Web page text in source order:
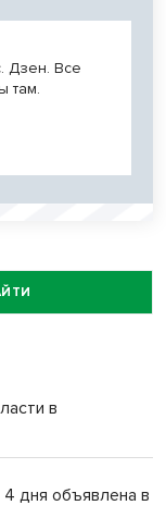
Дзен. Все
там.
в
дня объявлена в